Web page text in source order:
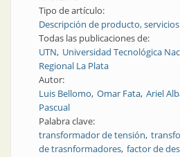
Tipo de artículo:
Descripción de producto,
Todas las publicaciones de:
UTN Universidad Tecnológica
Regional La Plata
Autor:
Luis Bellomo Omar Fata Ariel
Pascual
Palabra clave:
transformador de tensión
de trasnformadores factor de